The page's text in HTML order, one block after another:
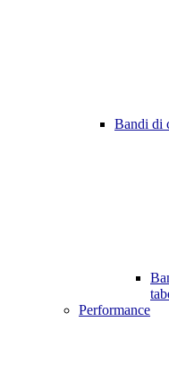
Bandi di
Performance